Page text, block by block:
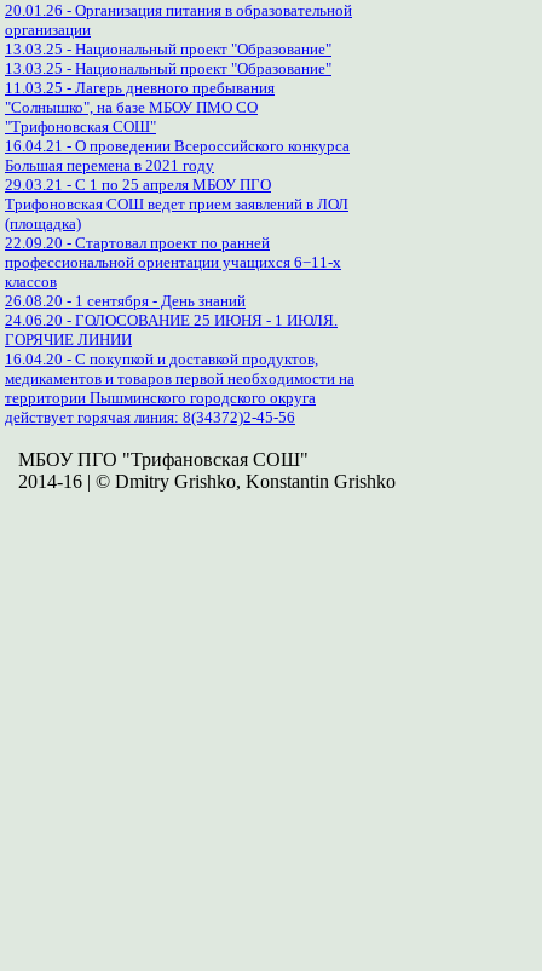
20.01.26 - Организация питания в образовательной
организации
13.03.25 - Национальный проект "Образование"
13.03.25 - Национальный проект "Образование"
11.03.25 - Лагерь дневного пребывания
"Солнышко", на базе МБОУ ПМО СО
"Трифоновская СОШ"
16.04.21 - О проведении Всероссийского конкурса
Большая перемена в 2021 году
29.03.21 - С 1 по 25 апреля МБОУ ПГО
Трифоновская СОШ ведет прием заявлений в ЛОЛ
(площадка)
22.09.20 - Стартовал проект по ранней
профессиональной ориентации учащихся 6−11-х
классов
26.08.20 - 1 сентября - День знаний
24.06.20 - ГОЛОСОВАНИЕ 25 ИЮНЯ - 1 ИЮЛЯ.
ГОРЯЧИЕ ЛИНИИ
16.04.20 - С покупкой и доставкой продуктов,
медикаментов и товаров первой необходимости на
территории Пышминского городского округа
действует горячая линия: 8(34372)2-45-56
МБОУ ПГО "Трифановская СОШ"
2014-16 | © Dmitry Grishko, Konstantin Grishko